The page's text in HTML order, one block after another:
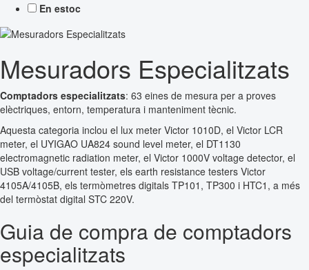
En estoc
Mesuradors Especialitzats
Comptadors especialitzats: 63 eines de mesura per a proves
elèctriques, entorn, temperatura i manteniment tècnic.
Aquesta categoria inclou el lux meter Victor 1010D, el Victor LCR
meter, el UYIGAO UA824 sound level meter, el DT1130
electromagnetic radiation meter, el Victor 1000V voltage detector, el
USB voltage/current tester, els earth resistance testers Victor
4105A/4105B, els termòmetres digitals TP101, TP300 i HTC1, a més
del termòstat digital STC 220V.
Guia de compra de comptadors
especialitzats